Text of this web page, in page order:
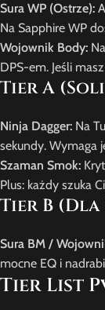
Sura WP (Ostrze):
Na Sapphire WP
Wojownik Body:
DPS-em. Jeśli
Tier A
Ninja Dagger: Na
sekundy. Wymaga
Szaman Smok:
Plus: każdy szuka
Tier B
Sura BM /
mocne EQ i
Tier List